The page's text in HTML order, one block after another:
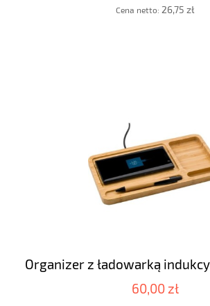
Cena netto: 26,75 zł
Organizer z ładowarką
60,00 zł